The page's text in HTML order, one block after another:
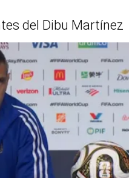
del Dibu Martínez